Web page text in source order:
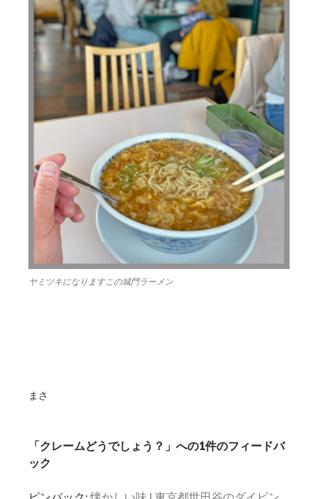
ヤミツキになりますこの城門ラーメン
まさ
「クレームどうでしょう？」への1件のフィードバ
ック